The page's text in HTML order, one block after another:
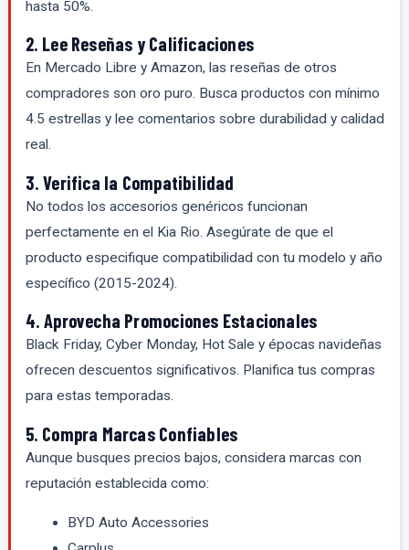
hasta 50%.
2. Lee Reseñas y Calificaciones
En Mercado Libre y Amazon, las reseñas de otros
compradores son oro puro. Busca productos con mínimo
4.5 estrellas y lee comentarios sobre durabilidad y calidad
real.
3. Verifica la Compatibilidad
No todos los accesorios genéricos funcionan
perfectamente en el Kia Rio. Asegúrate de que el
producto especifique compatibilidad con tu modelo y año
específico (2015-2024).
4. Aprovecha Promociones Estacionales
Black Friday, Cyber Monday, Hot Sale y épocas navideñas
ofrecen descuentos significativos. Planifica tus compras
para estas temporadas.
5. Compra Marcas Confiables
Aunque busques precios bajos, considera marcas con
reputación establecida como:
BYD Auto Accessories